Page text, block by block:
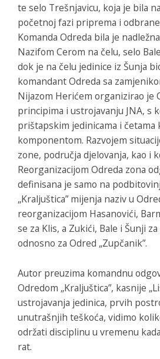
te selo Trešnjavicu, koja je bila
početnoj fazi priprema i
Komanda Odreda bila je
Nazifom Cerom na čelu, selo
dok je na čelu jedinice iz Šunja
komandant Odreda sa
Nijazom Herićem organizirao je
principima i ustrojavanju JNA, s
prištapskim jedinicama i četama
komponentom. Razvojem
zone, područja djelovanja, kao i
Reorganizacijom Odreda zona
definisana je samo na
„Kraljuštica” mijenja naziv u
reorganizacijom Hasanovići,
se za Klis, a Zukići, Bale i Šunji
odnosno za Odred „Zupčanik”.
Autor preuzima komandnu
Odredom „Kraljuštica”, kasnije
ustrojavanja jedinica, prvih
unutrašnjih teškoća, vidimo
održati disciplinu u vremenu
rat.